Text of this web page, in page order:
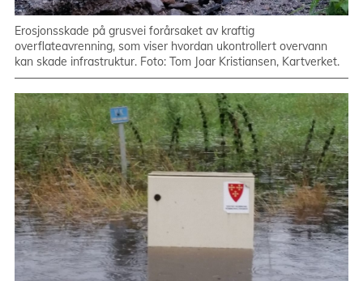
Erosjonsskade på grusvei forårsaket av kraftig
overflateavrenning, som viser hvordan ukontrollert overvann
kan skade infrastruktur. Foto: Tom Joar Kristiansen, Kartverket.